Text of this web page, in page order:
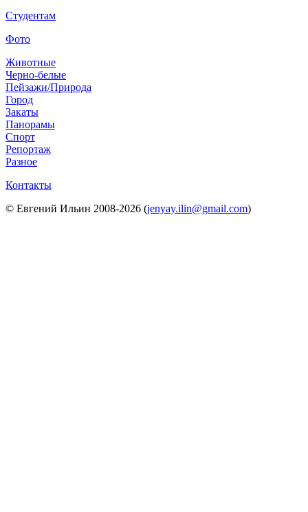
Студентам
Фото
Животные
Черно-белые
Пейзажи/Природа
Город
Закаты
Панорамы
Спорт
Репортаж
Разное
Контакты
© Евгений Ильин 2008-2026 (jenyay.ilin@gmail.com)